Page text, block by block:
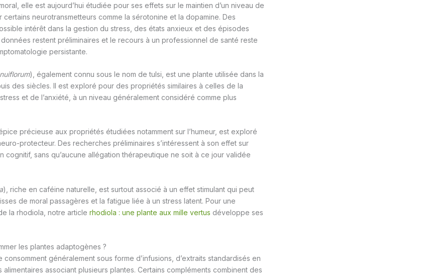
elle est aujourd’hui étudiée pour ses effets sur le maintien d’un niveau de
neurotransmetteurs comme la sérotonine et la dopamine. Des
intérêt dans la gestion du stress, des états anxieux et des épisodes
restent préliminaires et le recours à un professionnel de santé reste
persistante.
), également connu sous le nom de tulsi, est une plante utilisée dans la
des siècles. Il est exploré pour des propriétés similaires à celles de la
et de l’anxiété, à un niveau généralement considéré comme plus
précieuse aux propriétés étudiées notamment sur l’humeur, est exploré
protecteur. Des recherches préliminaires s’intéressent à son effet sur
cognitif, sans qu’aucune allégation thérapeutique ne soit à ce jour validée
), riche en caféine naturelle, est surtout associé à un effet stimulant qui peut
de moral passagères et la fatigue liée à un stress latent. Pour une
la rhodiola, notre article rhodiola : une plante aux mille vertus développe ses
les plantes adaptogènes ?
généralement sous forme d’infusions, d’extraits standardisés en
associant plusieurs plantes. Certains compléments combinent des